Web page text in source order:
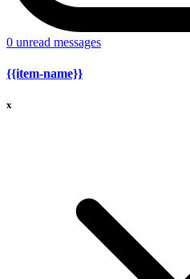
0 unread messages
{{item-name}}
x